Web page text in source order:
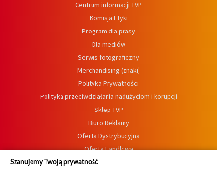
Centrum informacji TVP
Komisja Etyki
Program dla prasy
Dla mediów
Serwis fotograficzny
Merchandising (znaki)
Polityka Prywatności
Polityka przeciwdziałania nadużyciom i korupcji
Sklep TVP
Biuro Reklamy
Oferta Dystrybucyjna
Oferta Handlowa
Dostępność
Szanujemy Twoją prywatność